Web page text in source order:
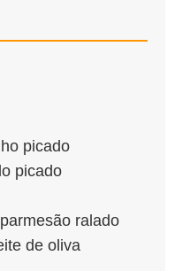
picado
picado
ralado
de oliva